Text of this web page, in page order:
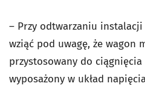
– Przy odtwarzaniu instalacji
wziąć pod uwagę, że wagon
przystosowany do
wyposażony w układ